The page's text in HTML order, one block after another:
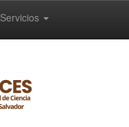
Servicios